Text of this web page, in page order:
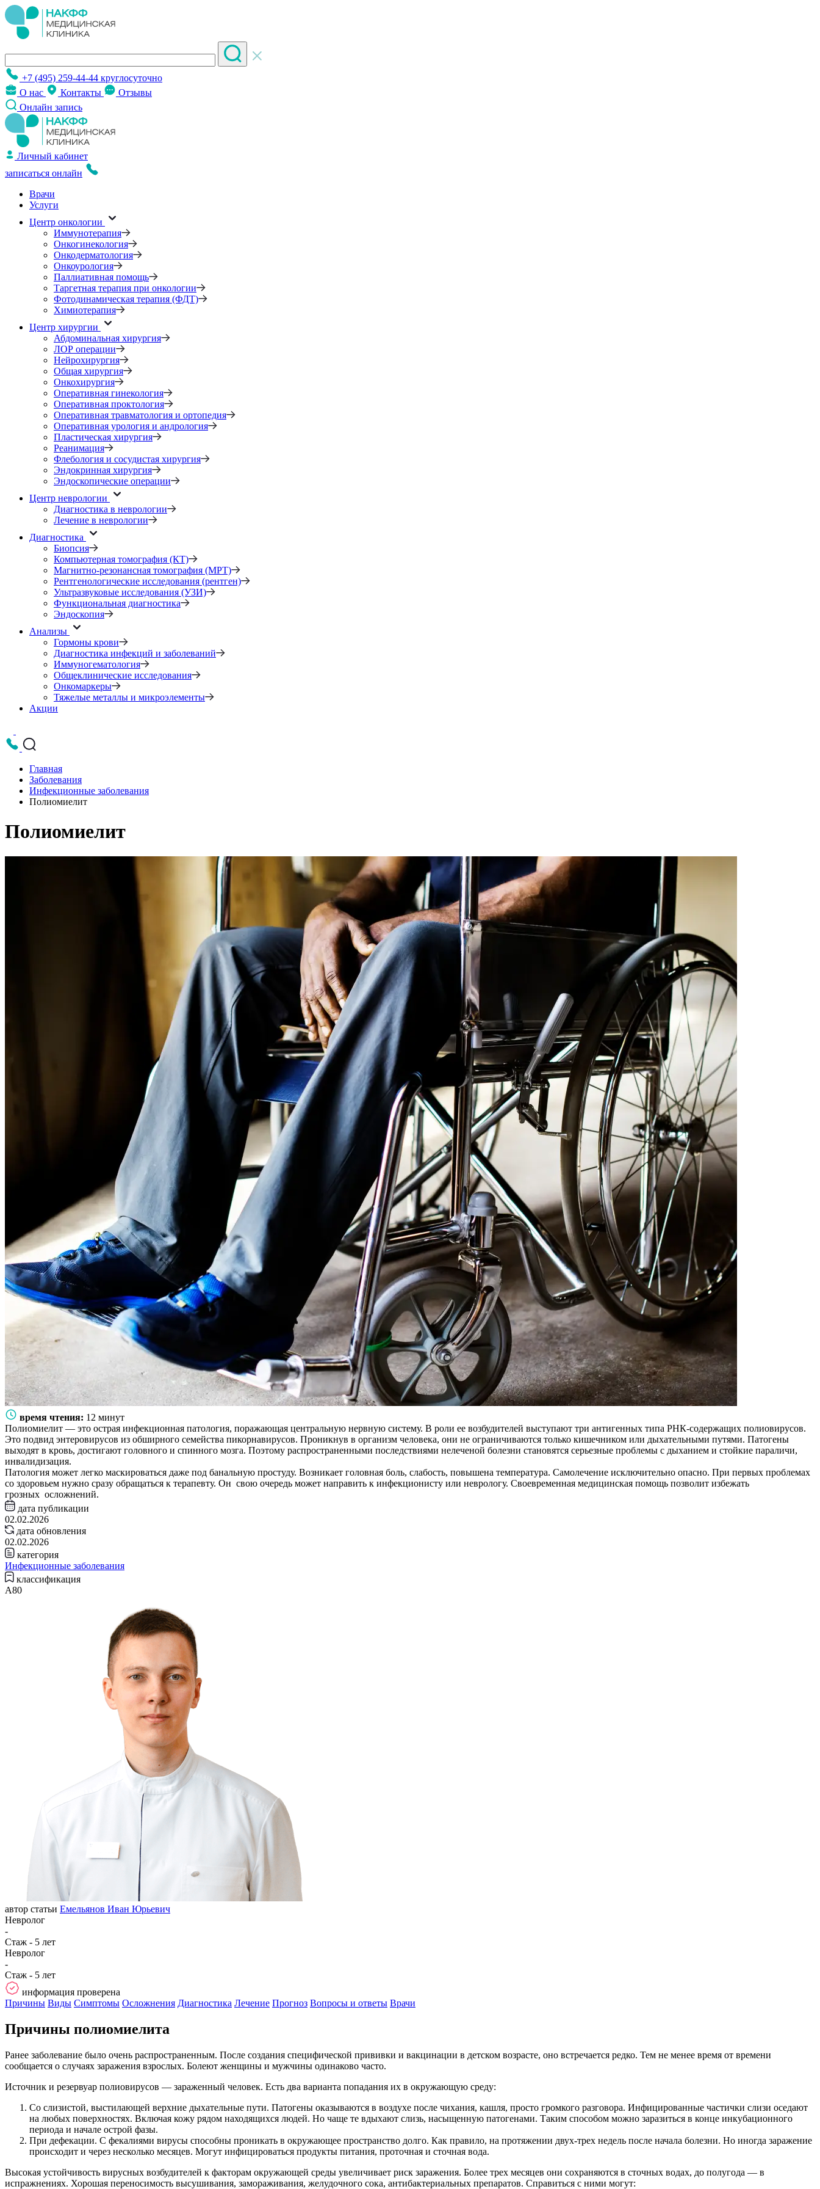
+7 (495) 259-44-44 круглосуточно
О нас
Контакты
Отзывы
Онлайн запись
Личный кабинет
записаться онлайн
Врачи
Услуги
Центр онкологии
Иммунотерапия
Онкогинекология
Онкодерматология
Онкоурология
Паллиативная помощь
Таргетная терапия при онкологии
Фотодинамическая терапия (ФДТ)
Химиотерапия
Центр хирургии
Абдоминальная хирургия
ЛОР операции
Нейрохирургия
Общая хирургия
Онкохирургия
Оперативная гинекология
Оперативная проктология
Оперативная травматология и ортопедия
Оперативная урология и андрология
Пластическая хирургия
Реанимация
Флебология и сосудистая хирургия
Эндокринная хирургия
Эндоскопические операции
Центр неврологии
Диагностика в неврологии
Лечение в неврологии
Диагностика
Биопсия
Компьютерная томография (КТ)
Магнитно-резонансная томография (МРТ)
Рентгенологические исследования (рентген)
Ультразвуковые исследования (УЗИ)
Функциональная диагностика
Эндоскопия
Анализы
Гормоны крови
Диагностика инфекций и заболеваний
Иммуногематология
Общеклинические исследования
Онкомаркеры
Тяжелые металлы и микроэлементы
Акции
Главная
Заболевания
Инфекционные заболевания
Полиомиелит
Полиомиелит
время чтения: 12 минут
Полиомиелит — это острая инфекционная патология, поражающая центральную нервную систему. В роли ее возбудителей выступают три антигенных типа РНК-содержащих полиовирусов.
Это подвид энтеровирусов из обширного семейства пикорнавирусов. Проникнув в организм человека, они не ограничиваются только кишечником или дыхательными путями. Патогены
выходят в кровь, достигают головного и спинного мозга. Поэтому распространенными последствиями нелеченой болезни становятся серьезные проблемы с дыханием и стойкие параличи,
инвалидизация.
Патология может легко маскироваться даже под банальную простуду. Возникает головная боль, слабость, повышена температура. Самолечение исключительно опасно. При первых проблемах
со здоровьем нужно сразу обращаться к терапевту. Он свою очередь может направить к инфекционисту или неврологу. Своевременная медицинская помощь позволит избежать
грозных осложнений.
дата публикации
02.02.2026
дата обновления
02.02.2026
категория
Инфекционные заболевания
классификация
А80
автор статьи Емельянов Иван Юрьевич
Невролог
-
Стаж - 5 лет
Невролог
-
Стаж - 5 лет
информация проверена
Причины Виды Симптомы Осложнения Диагностика Лечение Прогноз Вопросы и ответы Врачи
Причины полиомиелита
Ранее заболевание было очень распространенным. После создания специфической прививки и вакцинации в детском возрасте, оно встречается редко. Тем не менее время от времени
сообщается о случаях заражения взрослых. Болеют женщины и мужчины одинаково часто.
Источник и резервуар полиовирусов — зараженный человек. Есть два варианта попадания их в окружающую среду:
Со слизистой, выстилающей верхние дыхательные пути. Патогены оказываются в воздухе после чихания, кашля, просто громкого разговора. Инфицированные частички слизи оседают
на любых поверхностях. Включая кожу рядом находящихся людей. Но чаще те вдыхают слизь, насыщенную патогенами. Таким способом можно заразиться в конце инкубационного
периода и начале острой фазы.
При дефекации. С фекалиями вирусы способны проникать в окружающее пространство долго. Как правило, на протяжении двух-трех недель после начала болезни. Но иногда заражение
происходит и через несколько месяцев. Могут инфицироваться продукты питания, проточная и сточная вода.
Высокая устойчивость вирусных возбудителей к факторам окружающей среды увеличивает риск заражения. Более трех месяцев они сохраняются в сточных водах, до полугода — в
испражнениях. Хорошая переносимость высушивания, замораживания, желудочного сока, антибактериальных препаратов. Справиться с ними могут: